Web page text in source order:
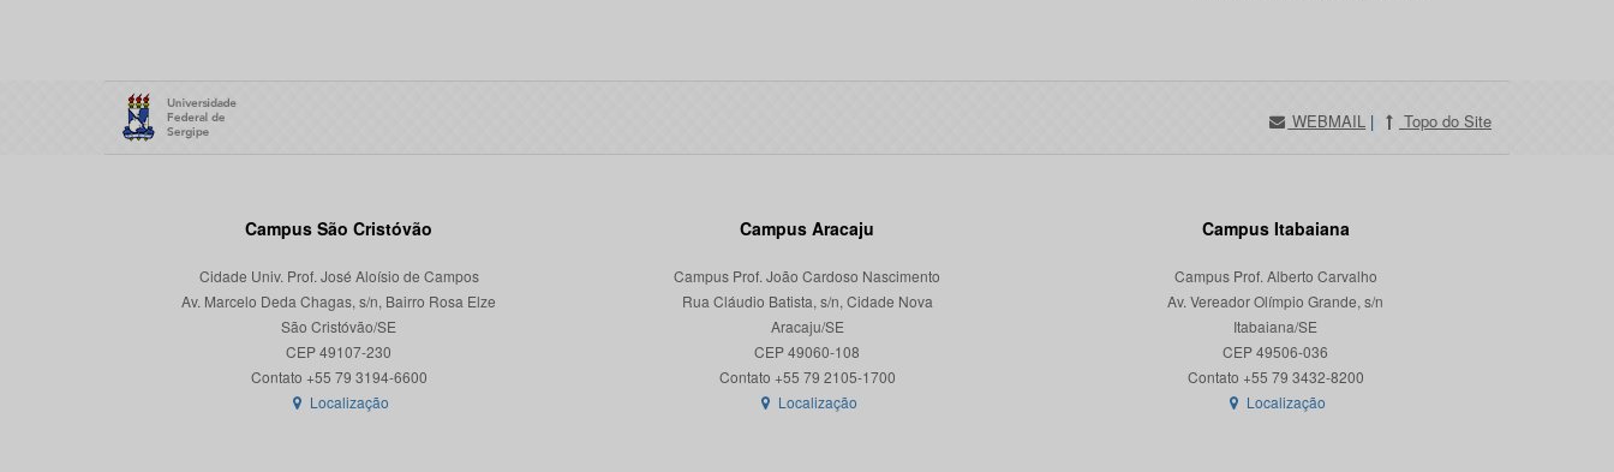
WEBMAIL | Topo do Site
Campus São Cristóvão
Cidade Univ. Prof. José Aloísio de Campos
Av. Marcelo Deda Chagas, s/n, Bairro Rosa Elze
São Cristóvão/SE
CEP 49107-230
Localização
Campus Aracaju
Campus Prof. João Cardoso Nascimento
Rua Cláudio Batista, s/n, Cidade Nova
Aracaju/SE
CEP 49060-108
Localização
Campus Itabaiana
Campus Prof. Alberto Carvalho
Av. Vereador Olímpio Grande, s/n
Itabaiana/SE
CEP 49506-036
Localização